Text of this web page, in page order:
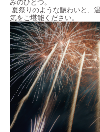
みのひとつ。
夏祭りのような賑わいと、
気をご堪能ください。